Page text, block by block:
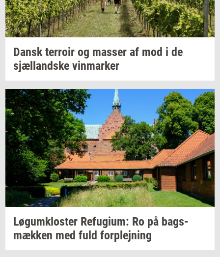
Danskter­roir og mas­ser af mod i de
sjæl­land­ske vin­mar­ker
Løgum­klo­ster Re­fu­gi­um: Ro på bags­
mæk­ken med fuld for­plej­ning